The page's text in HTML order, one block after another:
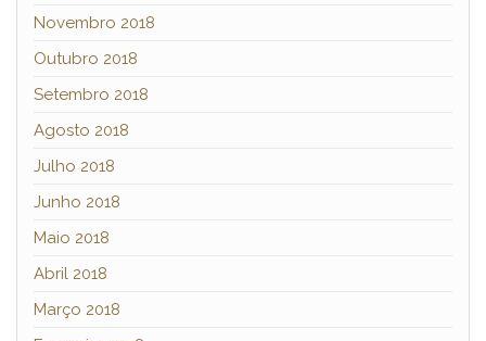
Novembro 2018
Outubro 2018
Setembro 2018
Agosto 2018
Julho 2018
Junho 2018
Maio 2018
Abril 2018
Março 2018